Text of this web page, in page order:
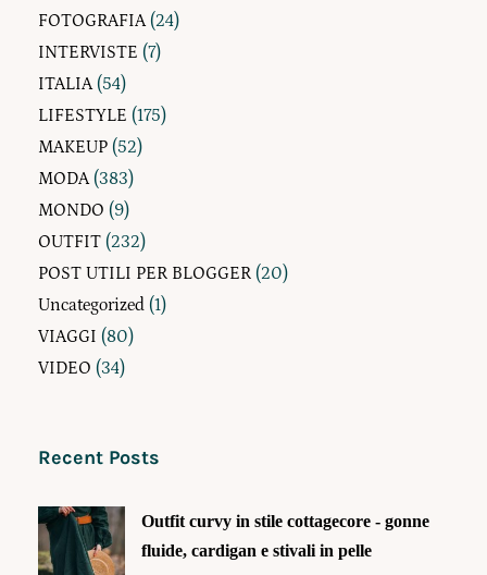
FOTOGRAFIA(24)
INTERVISTE (7)
ITALIA(54)
LIFESTYLE (175)
MAKEUP (52)
MODA(383)
MONDO (9)
OUTFIT (232)
POST UTILI PER BLOGGER (20)
Uncategorized (1)
VIAGGI (80)
VIDEO (34)
Recent Posts
Outfit curvy in stile cottagecore - gonne
fluide, cardigan e stivali in pelle